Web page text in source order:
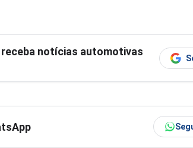
receba notícias automotivas